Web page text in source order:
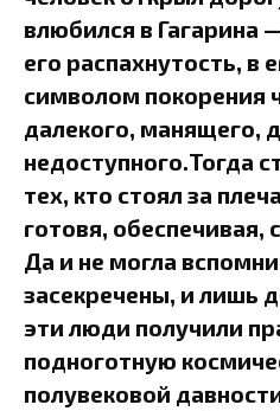
влюбился в Гагарина
его распахнутость, в
символом покорения
далекого, манящего,
недоступного.Тогда
тех, кто стоял за
готовя, обеспечивая,
Да и не могла
засекречены, и лишь
эти люди получили
подноготную
полувековой